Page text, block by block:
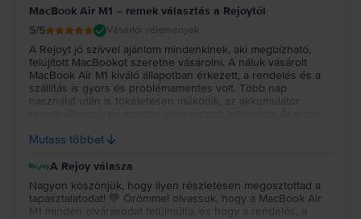
MacBook Air M1 – remek választás a Rejoytól
5/5 Vásárlói vélemények
A Rejoyt jó szívvel ajánlom mindenkinek, aki megbízható,
felújított MacBookot szeretne vásárolni. A náluk vásárolt
MacBook Air M1 kiváló állapotban érkezett, a rendelés és a
szállítás is gyors és problémamentes volt. Több nap
használat után is tökéletesen működik, az akkumulátor
vásárolnék tőlük újra.
Mutass többet
A Rejoy válasza
Nagyon köszönjük, hogy ilyen részletesen megosztottad a
tapasztalatodat! 💚 Örömmel olvassuk, hogy a MacBook Air
M1 minden elvárásodat felülmúlta, és hogy a rendelés, a